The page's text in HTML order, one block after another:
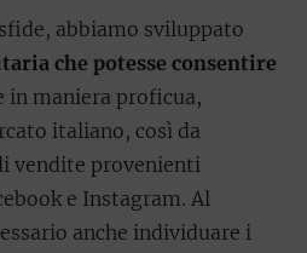
abbiamo sviluppato
che potesse consentire
in maniera proficua,
italiano, così da
vendite provenienti
e Instagram. Al
anche individuare i